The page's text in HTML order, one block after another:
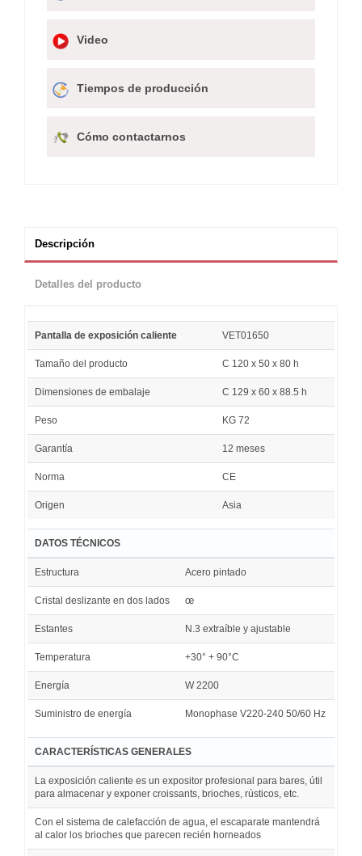
Video
Tiempos de producción
Cómo contactarnos
Descripción
Detalles del producto
Pantalla de exposición caliente VET01650
Tamaño del producto C 120 x 50 x 80 h
Dimensiones de embalaje C 129 x 60 x 88.5 h
Peso KG 72
Garantía 12 meses
Norma CE
Origen Asia
DATOS TÉCNICOS
Estructura Acero pintado
Cristal deslizante en dos lados œ
Estantes N.3 extraíble y ajustable
Temperatura +30° + 90°C
Energía W 2200
Suministro de energía Monophase V220-240 50/60 Hz
CARACTERÍSTICAS GENERALES
La exposición caliente es un expositor profesional para bares, útil
para almacenar y exponer croissants, brioches, rústicos, etc.
Con el sistema de calefacción de agua, el escaparate mantendrá
al calor los brioches que parecen recién horneados